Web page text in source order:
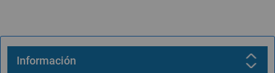
Información